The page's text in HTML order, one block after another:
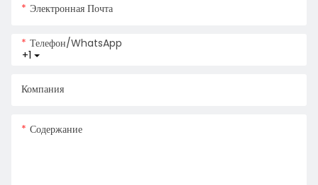
Электронная Почта
+1
Телефон/WhatsApp
Компания
Содержание